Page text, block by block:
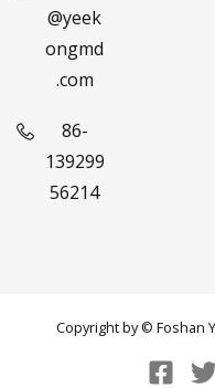
@yeek
ongmd
.com
86-
139299
56214
Copyright by © Foshan